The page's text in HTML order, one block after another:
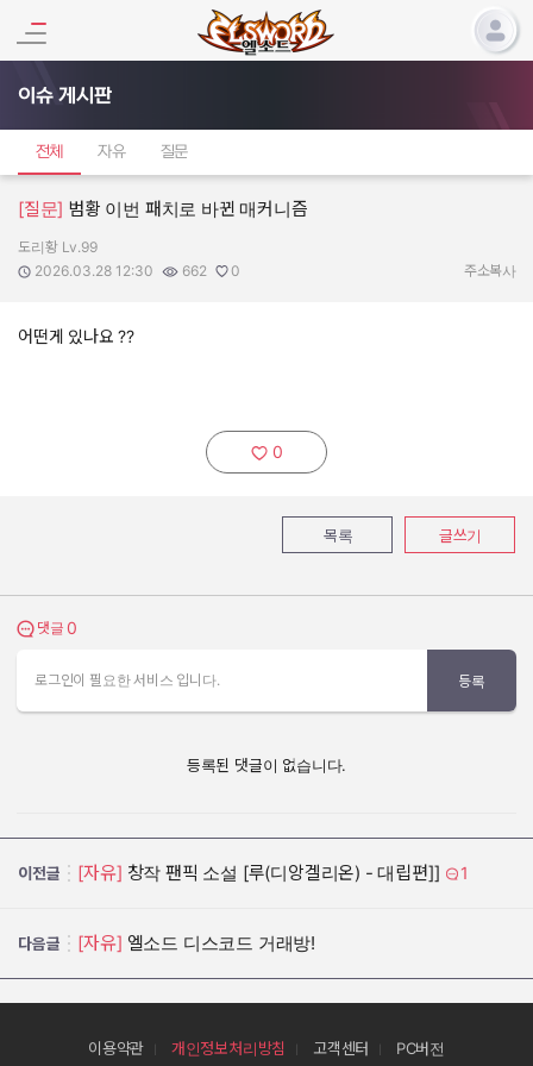
이슈 게시판
전체 자유 질문
[질문] 범황 이번 패치로 바뀐 매커니즘
작성자:
도리황 Lv.99
작성일:
2026.03.28 12:30
조회수:
662
추천수:
0 주소복사
어떤게 있나요 ??
추천하기:
0
목록 글쓰기
댓글 보기
댓글 0
로그인이 필요한 서비스 입니다. 등록
등록된 댓글이 없습니다.
이전글 [자유] 창작 팬픽 소설 [루(디앙겔리온) - 대립편]] 1
다음글 [자유] 엘소드 디스코드 거래방!
이용약관 개인정보처리방침 고객센터 PC버전